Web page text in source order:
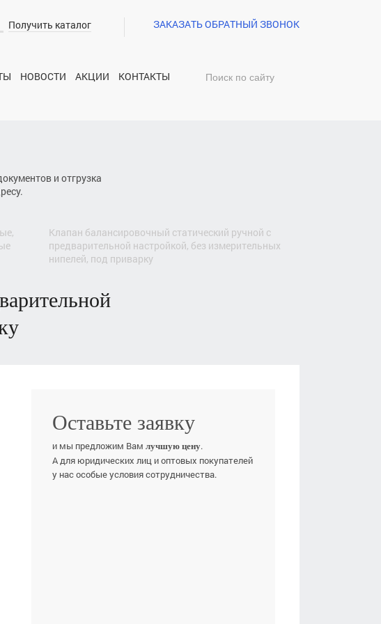
Получить каталог ЗАКАЗАТЬ ОБРАТНЫЙ ЗВОНОК
НОВОСТИ АКЦИИ КОНТАКТЫ
и отгрузка
клапан балансировочный статический ручной с
предварительной настройкой, без измерительных
нипелей, под приварку
Оставьте заявку
и мы предложим Вам лучшую цену.
А для юридических лиц и оптовых покупателей
у нас особые условия сотрудничества.